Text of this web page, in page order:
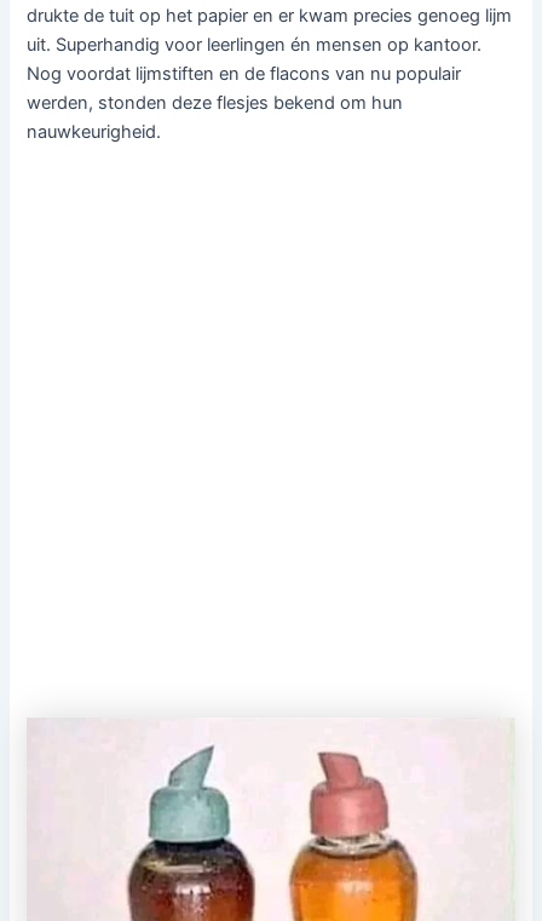
drukte de tuit op het papier en er kwam precies genoeg lijm
uit. Superhandig voor leerlingen én mensen op kantoor.
Nog voordat lijmstiften en de flacons van nu populair
werden, stonden deze flesjes bekend om hun
nauwkeurigheid.